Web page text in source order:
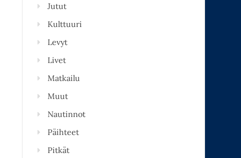
Jutut
Kulttuuri
Levyt
Livet
Matkailu
Muut
Nautinnot
Päihteet
Pitkät